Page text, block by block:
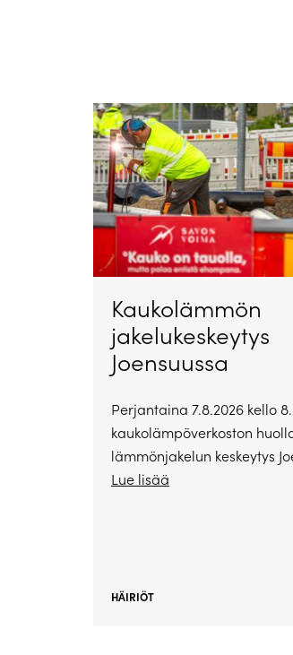
Kaukolämmön
jakelukeskeytys
Joensuussa
Perjantaina 7.8.2026 kello
kaukolämpöverkoston
lämmönjakelun keskeytys
Lue lisää
HÄIRIÖT